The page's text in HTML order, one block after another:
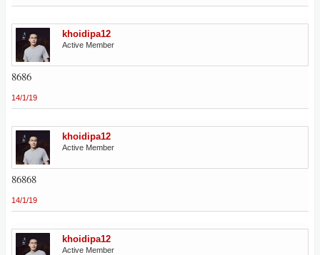
khoidipa12
Active Member
8686
14/1/19
khoidipa12
Active Member
86868
14/1/19
khoidipa12
Active Member